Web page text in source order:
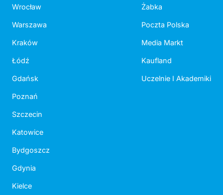
Wrocław
Warszawa
Kraków
Łódź
Gdańsk
Poznań
Szczecin
Katowice
Bydgoszcz
Gdynia
Kielce
Żabka
Poczta Polska
Media Markt
Kaufland
Uczelnie I Akademiki